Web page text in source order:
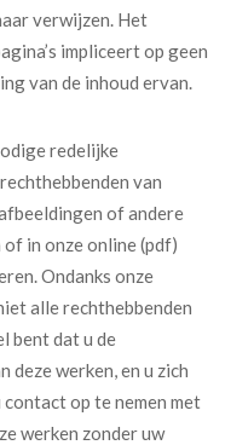
verwijzen. Het
impliceert op geen
van de inhoud ervan.
redelijke
van
of andere
in onze online (pdf)
Ondanks onze
alle rechthebbenden
bent dat u de
deze werken, en u zich
op te nemen met
werken zonder uw